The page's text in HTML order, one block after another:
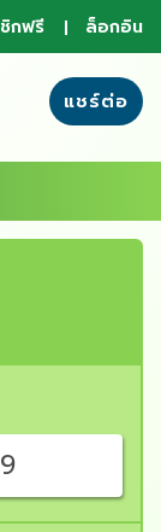
กฟรี ล็อกอิน
แชร์ต่อ